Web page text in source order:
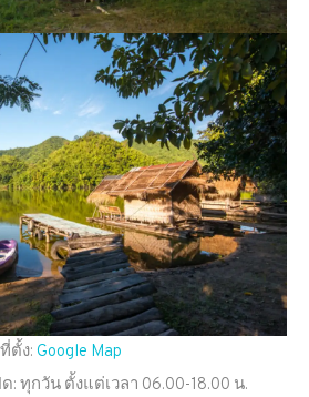
ที่ตั้ง: Google Map
: ทุกวัน ตั้งแต่เวลา 06.00-18.00 น.